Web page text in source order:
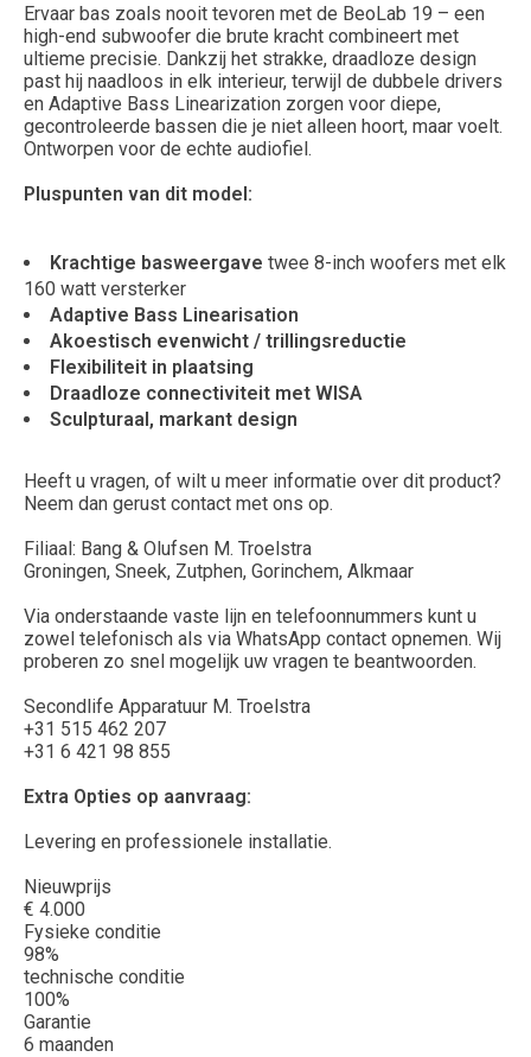
Ervaar bas zoals nooit tevoren met de BeoLab 19 – een
high-end subwoofer die brute kracht combineert met
ultieme precisie. Dankzij het strakke, draadloze design
past hij naadloos in elk interieur, terwijl de dubbele drivers
en Adaptive Bass Linearization zorgen voor diepe,
gecontroleerde bassen die je niet alleen hoort, maar voelt.
Ontworpen voor de echte audiofiel.
Pluspunten van dit model:
Krachtige basweergave twee 8-inch woofers met elk
160 watt versterker
Adaptive Bass Linearisation
Akoestisch evenwicht / trillingsreductie
Flexibiliteit in plaatsing
Draadloze connectiviteit met WISA
Sculpturaal, markant design
Heeft u vragen, of wilt u meer informatie over dit product?
Neem dan gerust contact met ons op.
Filiaal: Bang & Olufsen M. Troelstra
Groningen, Sneek, Zutphen, Gorinchem, Alkmaar
Via onderstaande vaste lijn en telefoonnummers kunt u
zowel telefonisch als via WhatsApp contact opnemen. Wij
proberen zo snel mogelijk uw vragen te beantwoorden.
Secondlife Apparatuur M. Troelstra
+31 515 462 207
+31 6 421 98 855
Extra Opties op aanvraag:
Levering en professionele installatie.
Nieuwprijs
€ 4.000
Fysieke conditie
98%
technische conditie
100%
Garantie
6 maanden